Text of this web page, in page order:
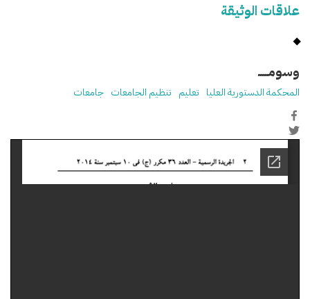
علاقات الوثيقة
وسومـــــ
المحكمة الدستورية العليا تعليم تنظيم الجامعات جامعات